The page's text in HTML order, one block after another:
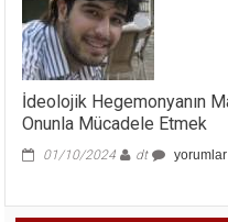
İdeolojik Hegemonyanın
Onunla Mücadele Etmek
01/10/2024 dt
İdeolojik
yorumlar